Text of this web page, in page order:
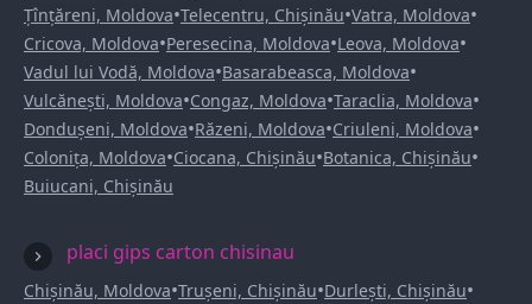
Țînțăreni, Moldova•Telecentru, Chișinău•Vatra, Moldova•
Cricova, Moldova•Peresecina, Moldova•Leova, Moldova•
Vadul lui Vodă, Moldova•Basarabeasca, Moldova•
Vulcănești, Moldova•Congaz, Moldova•Taraclia, Moldova•
Dondușeni, Moldova•Răzeni, Moldova•Criuleni, Moldova•
Colonița, Moldova•Ciocana, Chișinău•Botanica, Chișinău•
Buiucani, Chișinău
placi gips carton chisinau
Chișinău, Moldova•Trușeni, Chișinău•Durlești, Chișinău•